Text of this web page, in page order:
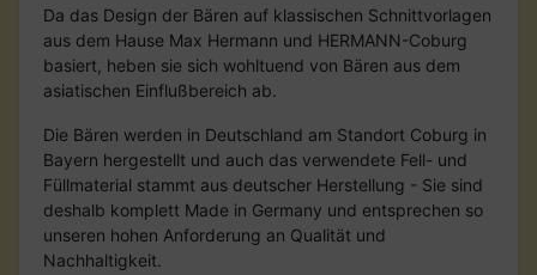
Da das Design der Bären auf klassischen Schnittvorlagen
aus dem Hause Max Hermann und HERMANN-Coburg
basiert, heben sie sich wohltuend von Bären aus dem
asiatischen Einflußbereich ab.
Die Bären werden in Deutschland am Standort Coburg in
Bayern hergestellt und auch das verwendete Fell- und
Füllmaterial stammt aus deutscher Herstellung - Sie sind
deshalb komplett Made in Germany und entsprechen so
unseren hohen Anforderung an Qualität und
Nachhaltigkeit.